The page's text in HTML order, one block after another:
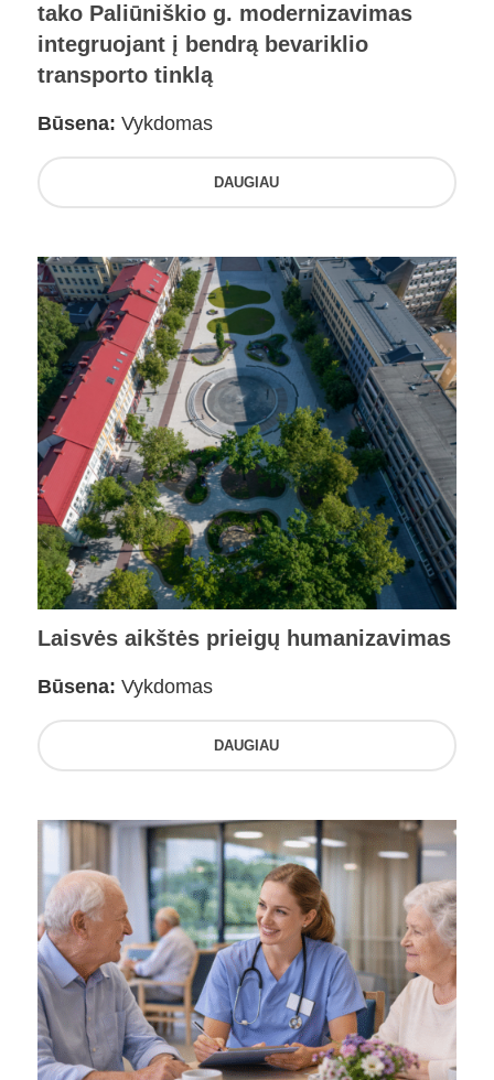
tako Paliūniškio g. modernizavimas
integruojant į bendrą bevariklio
transporto tinklą
Būsena: Vykdomas
DAUGIAU
Laisvės aikštės prieigų humanizavimas
Būsena: Vykdomas
DAUGIAU